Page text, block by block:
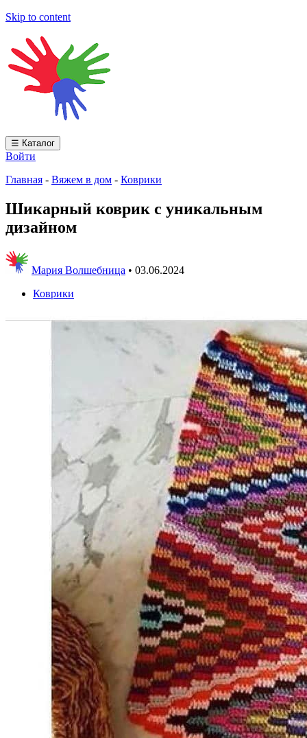
Skip to content
☰ Каталог
Войти
Главная - Вяжем в дом - Коврики
Шикарный коврик с уникальным
дизайном
Мария Волшебница • 03.06.2024
Коврики